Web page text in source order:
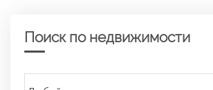
Поиск по недвижимости